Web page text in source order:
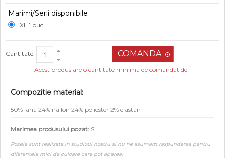
Marimi/Serii disponibile
XL 1 buc
Cantitate:
Acest produs are o cantitate minima de comandat de 1
Compozitie material:
50% lana 24% nailon 24% poliester 2% elastan
Marimea produsului pozat: S
Pozele sunt realizate in studioul nostru si nu ne asumam raspunderea pentru
diferentele mici de culoare care pot aparea.